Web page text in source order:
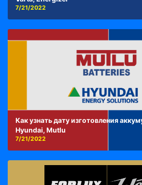
7/21/2022
Как узнать дату изготовления
Hyundai, Mutlu
7/21/2022